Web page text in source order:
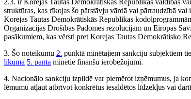
2.3. ir Korejas Tautas Demokrātiskās Republikas valdības
struktūras, kas rīkojas šo pārstāvju vārdā vai pārraudzībā
Korejas Tautas Demokrātiskās Republikas
Organizācijas Drošības Padomes rezolūcijām un Eiropas
pasākumiem, kas vērsti pret Korejas Tautas Demokrātisko
3. Šo noteikumu 2. punktā minētajiem sankciju subjektiem
likuma 5. pantā minētie finanšu ierobežojumi.
4. Nacionālo sankciju izpildē var piemērot izņēmumus, ja
lēmumu atļaut atbrīvot konkrētus iesaldētos līdzekļus vai